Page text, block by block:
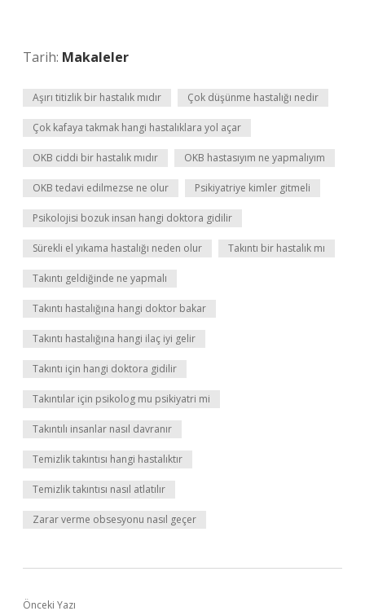
Tarih: Makaleler
Aşırı titizlik bir hastalık mıdır Çok düşünme hastalığı nedir
Çok kafaya takmak hangi hastalıklara yol açar
OKB ciddi bir hastalık mıdır OKB hastasıyım ne yapmalıyım
OKB tedavi edilmezse ne olur Psikiyatriye kimler gitmeli
Psikolojisi bozuk insan hangi doktora gidilir
Sürekli el yıkama hastalığı neden olur Takıntı bir hastalık mı
Takıntı geldiğinde ne yapmalı
Takıntı hastalığına hangi doktor bakar
Takıntı hastalığına hangi ilaç iyi gelir
Takıntı için hangi doktora gidilir
Takıntılar için psikolog mu psikiyatri mi
Takıntılı insanlar nasıl davranır
Temizlik takıntısı hangi hastalıktır
Temizlik takıntısı nasıl atlatılır
Zarar verme obsesyonu nasıl geçer
Önceki Yazı